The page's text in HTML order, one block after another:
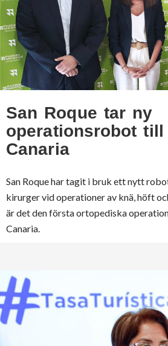
San Roque tar ny
operationsrobot till
Canaria
San Roque har tagit i bruk ett nytt
kirurger vid operationer av knä, höft
är det den första ortopediska
Canaria.